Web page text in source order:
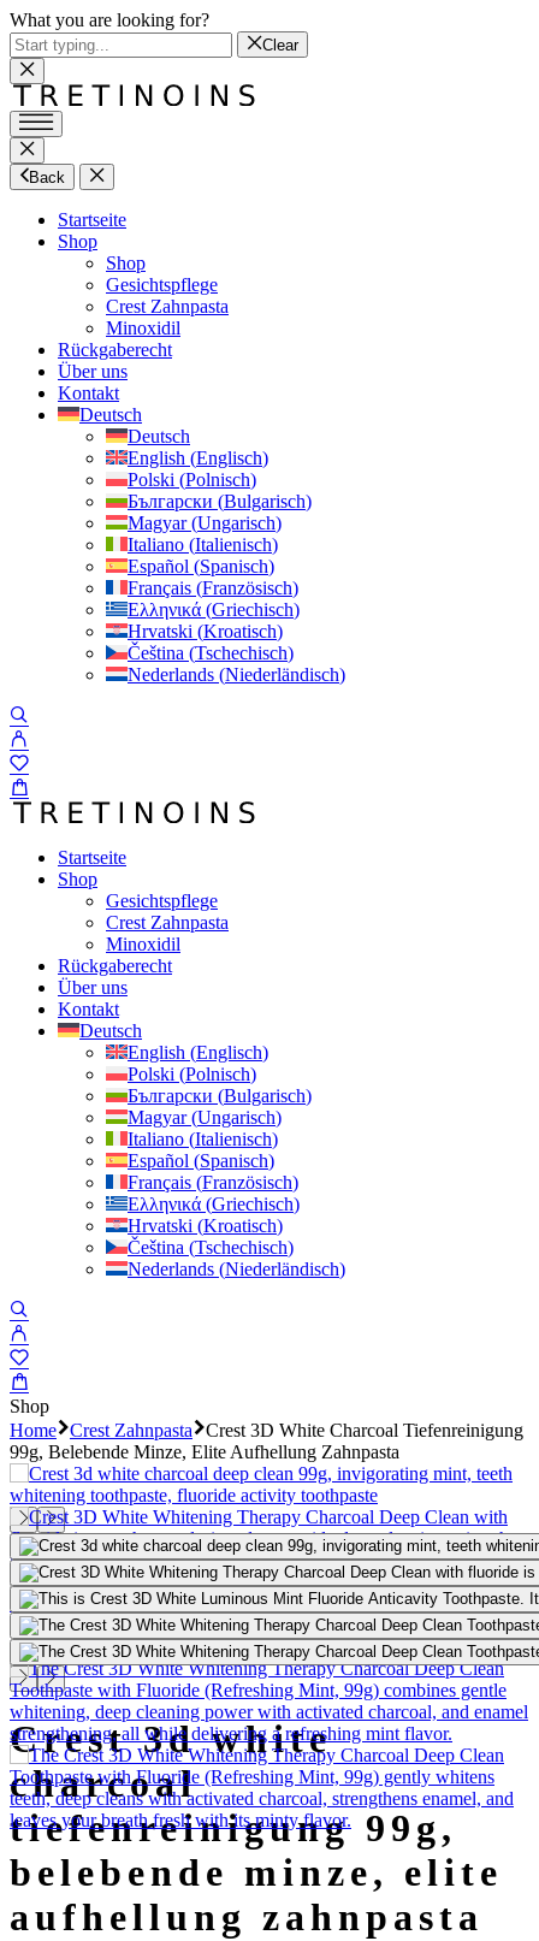
What you are looking for?
Clear
Back
Startseite
Shop
Shop
Gesichtspflege
Crest Zahnpasta
Minoxidil
Rückgaberecht
Über uns
Kontakt
Deutsch
Deutsch
English (Englisch)
Polski (Polnisch)
Български (Bulgarisch)
Magyar(Ungarisch)
Italiano (Italienisch)
Español (Spanisch)
Français (Französisch)
Ελληνικά (Griechisch)
Hrvatski (Kroatisch)
Čeština (Tschechisch)
Nederlands (Niederländisch)
Startseite
Shop
Gesichtspflege
Crest Zahnpasta
Minoxidil
Rückgaberecht
Über uns
Kontakt
Deutsch
English (Englisch)
Polski (Polnisch)
Български (Bulgarisch)
Magyar(Ungarisch)
Italiano (Italienisch)
Español (Spanisch)
Français (Französisch)
Ελληνικά (Griechisch)
Hrvatski (Kroatisch)
Čeština (Tschechisch)
Nederlands (Niederländisch)
Shop
Home
Crest Zahnpasta
Crest 3D White Charcoal Tiefenreinigung
99g, Belebende Minze, Elite Aufhellung Zahnpasta
crest 3d white
charcoal
tiefenreinigung 99g,
belebende minze, elite
aufhellung zahnpasta